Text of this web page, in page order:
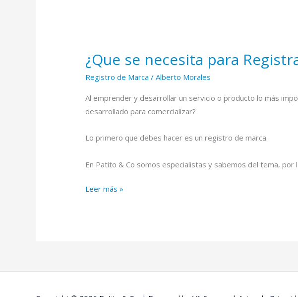
¿Que se necesita para
Registro de Marca /Alberto Morales
Al emprender y desarrollar un servicio o producto lo más
desarrollado para comercializar?
Lo primero que debes hacer es un registro de marca.
En Patito & Co somos especialistas y sabemos del tema,
¿Que
se
necesita
para
Registrar
Marca?
Leer más »